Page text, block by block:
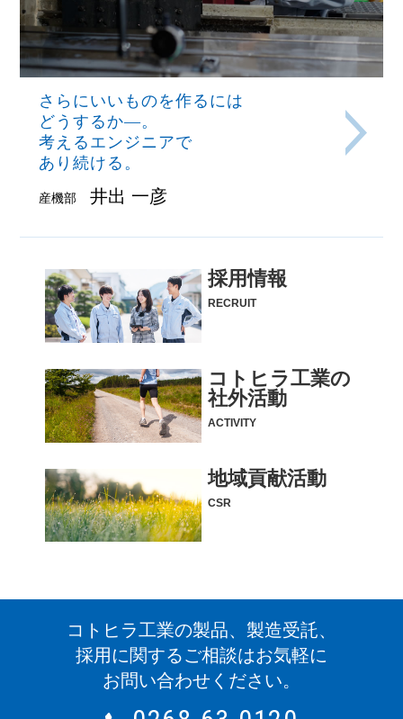
さらにいいものを作るには
どうするか―。
考えるエンジニアで
あり続ける。
産機部 井出 一彦
採用情報
RECRUIT
コトヒラ工業の
社外活動
ACTIVITY
地域貢献活動
CSR
コトヒラ工業の製品、製造受託、
採用に関するご相談はお気軽に
お問い合わせください。